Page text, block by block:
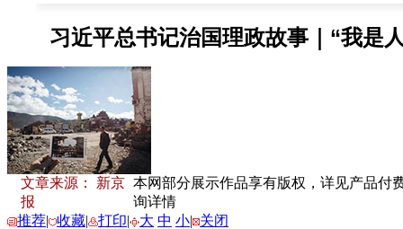
文章来源： 新京
报
本网部分展示作品享有版权，详见产品付
询详情
推荐| 收藏| 打印| 大 中 小| 关闭